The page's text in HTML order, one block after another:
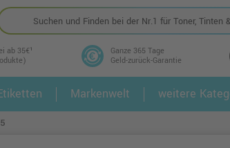
ab 35€¹
Ganze 365 Tage
Geld-zurück-Garantie
2.
Markenwelt weitere